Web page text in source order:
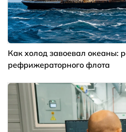
Как холод завоевал океаны:
рефрижераторного флота